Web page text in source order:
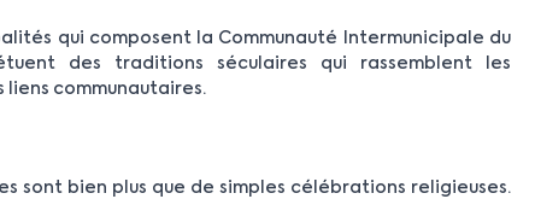
qui composent la Communauté Intermunicipale du
des traditions séculaires qui rassemblent les
communautaires.
sont bien plus que de simples célébrations religieuses.